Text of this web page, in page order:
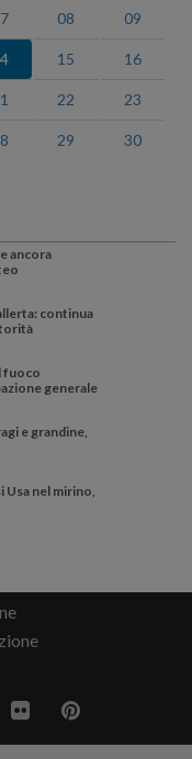
08 09
15 16
22 23
29 30
ancora
continua
fuoco
generale
e grandine,
Usa nel mirino,